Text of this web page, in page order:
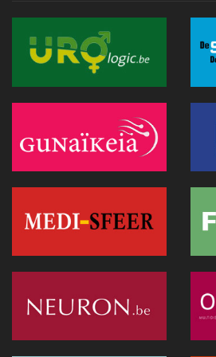
Recip-e wil bredere rol opnemen
24 juni 2026 - 19:07
Exoskeletten doen hun intrede in de
moeten weten
24 juni 2026 - 09:32
Innovatie vereenvoudigt foetale
middenrifdefect
zorg en patiëntveiligheid
23 juni 2026 - 15:22
23 juni 2026 - 15:18
voorbereiding van de